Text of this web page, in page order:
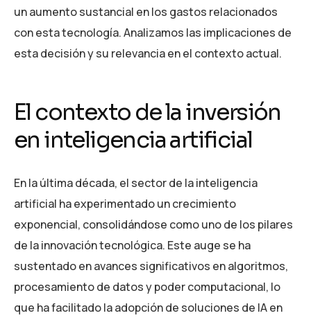
un aumento sustancial en los gastos relacionados
con esta tecnología. Analizamos las implicaciones de
esta decisión y su relevancia en el contexto actual.
El contexto de la inversión
en inteligencia artificial
En la última década, el sector de la inteligencia
artificial ha experimentado un crecimiento
exponencial, consolidándose como uno de los pilares
de la innovación tecnológica. Este auge se ha
sustentado en avances significativos en algoritmos,
procesamiento de datos y poder computacional, lo
que ha facilitado la adopción de soluciones de IA en